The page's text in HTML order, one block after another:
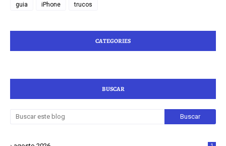
guia iPhone trucos
CATEGORIES
BUSCAR